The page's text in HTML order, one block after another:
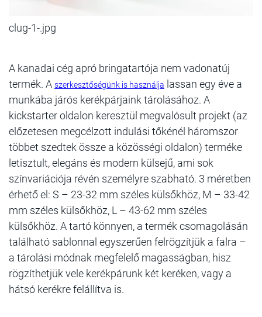
clug-1-.jpg
A kanadai cég apró bringatartója nem vadonatúj
termék. A szerkesztőségünk is használja lassan egy éve a
munkába járós kerékpárjaink tárolásához. A
kickstarter oldalon keresztül megvalósult projekt (az
előzetesen megcélzott indulási tőkénél háromszor
többet szedtek össze a közösségi oldalon) terméke
letisztult, elegáns és modern külsejű, ami sok
színvariációja révén személyre szabható. 3 méretben
érhető el: S – 23-32 mm széles külsőkhöz, M – 33-42
mm széles külsőkhöz, L – 43-62 mm széles
külsőkhöz. A tartó könnyen, a termék csomagolásán
található sablonnal egyszerűen felrögzítjük a falra –
a tárolási módnak megfelelő magasságban, hisz
rögzíthetjük vele kerékpárunk két keréken, vagy a
hátsó kerékre felállítva is.